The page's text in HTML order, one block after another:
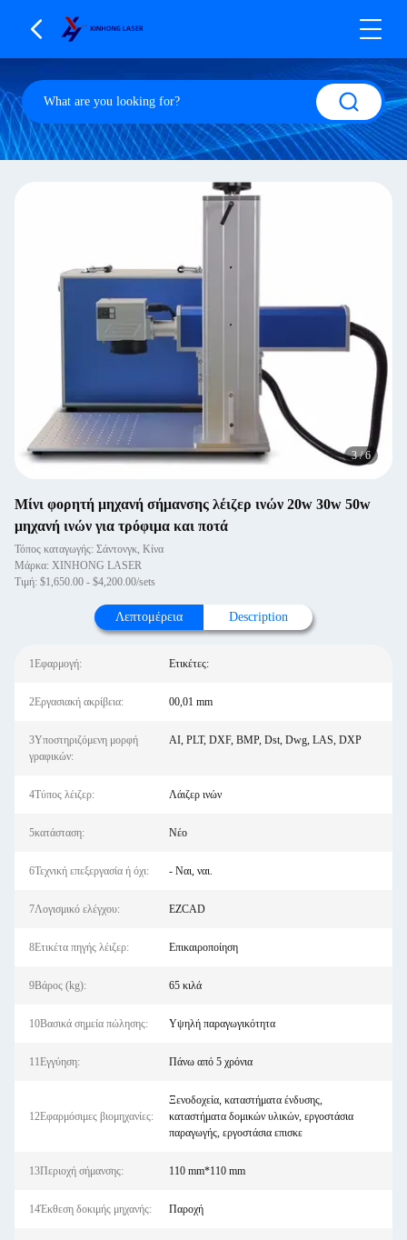
3/6
Μίνι φορητή μηχανή σήμανσης λέιζερ ινών 20w 30w 50w
μηχανή ινών για τρόφιμα και ποτά
Τόπος καταγωγής: Σάντονγκ, Κίνα
Μάρκα: XINHONG LASER
Τιμή: $1,650.00 - $4,200.00/sets
Λεπτομέρεια Description
1Εφαρμογή: Ετικέτες:
2Εργασιακή ακρίβεια: 00,01 mm
3Υποστηριζόμενη μορφή
γραφικών:
AI, PLT, DXF, BMP, Dst, Dwg, LAS, DXP
4Τύπος λέιζερ: Λάιζερ ινών
5κατάσταση: Νέο
6Τεχνική επεξεργασία ή όχι: - Ναι, ναι.
7Λογισμικό ελέγχου: EZCAD
8Ετικέτα πηγής λέιζερ: Επικαιροποίηση
9Βάρος (kg): 65 κιλά
10Βασικά σημεία πώλησης: Υψηλή παραγωγικότητα
11Εγγύηση: Πάνω από 5 χρόνια
12Εφαρμόσιμες βιομηχανίες:
Ξενοδοχεία, καταστήματα ένδυσης,
καταστήματα δομικών υλικών, εργοστάσια
παραγωγής, εργοστάσια επισκε
13Περιοχή σήμανσης: 110 mm*110 mm
14Έκθεση δοκιμής μηχανής: Παροχή